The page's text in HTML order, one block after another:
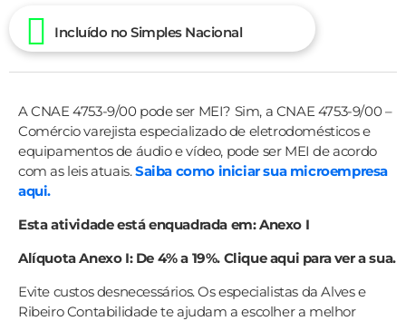
Incluído no Simples Nacional
A CNAE 4753-9/00 pode ser MEI? Sim, a CNAE 4753-9/00 –
Comércio varejista especializado de eletrodomésticos e
equipamentos de áudio e vídeo, pode ser MEI de acordo
com as leis atuais.Saiba como iniciar sua microempresa
aqui.
Esta atividade está enquadrada em: Anexo I
Alíquota Anexo I: De 4% a 19%. Clique aqui para ver a sua.
Evite custos desnecessários. Os especialistas da Alves e
Ribeiro Contabilidade te ajudam a escolher a melhor